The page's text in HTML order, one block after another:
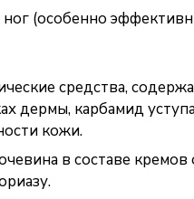
(особенно
средства,
дермы, карбамид
кожи.
в составе кремов